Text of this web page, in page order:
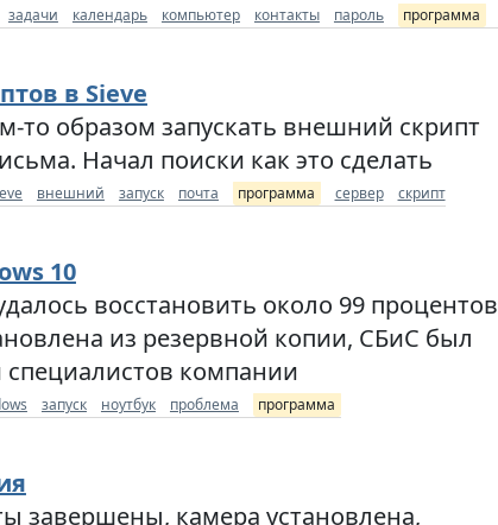
задачи календарь компьютер контакты пароль программа
в Sieve
то образом запускать внешний скрипт
Начал поиски как это сделать
внешний запуск почта программа сервер скрипт
10
восстановить около 99 процентов
из резервной копии, СБиС был
компании
запуск ноутбук проблема программа
завершены, камера установлена,